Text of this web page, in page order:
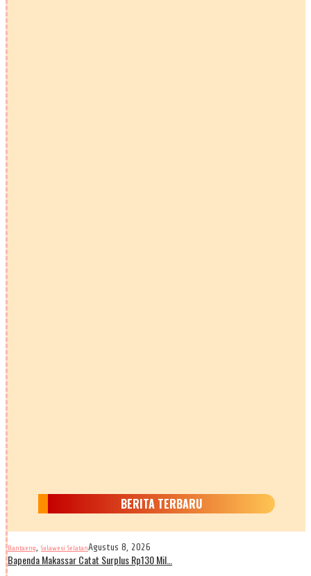
BERITA TERBARU
Bantaeng, Sulawesi SelatanAgustus 8, 2026
Bapenda Makassar Catat Surplus Rp130 Mil…